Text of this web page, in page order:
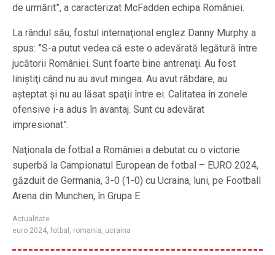
de urmărit”, a caracterizat McFadden echipa României.
La rândul său, fostul internaţional englez Danny Murphy a
spus: ”S-a putut vedea că este o adevărată legătură între
jucătorii României. Sunt foarte bine antrenaţi. Au fost
liniştiţi când nu au avut mingea. Au avut răbdare, au
aşteptat şi nu au lăsat spaţii între ei. Calitatea în zonele
ofensive i-a adus în avantaj. Sunt cu adevărat
impresionat”.
Naţionala de fotbal a României a debutat cu o victorie
superbă la Campionatul European de fotbal – EURO 2024,
găzduit de Germania, 3-0 (1-0) cu Ucraina, luni, pe Football
Arena din Munchen, în Grupa E.
Actualitate
euro 2024, fotbal , romania, ucraina